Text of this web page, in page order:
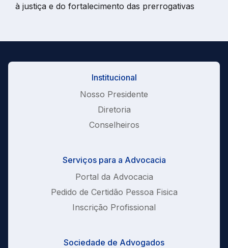
à justiça e do fortalecimento das prerrogativas
Institucional
Nosso Presidente
Diretoria
Conselheiros
Serviços para a Advocacia
Portal da Advocacia
Pedido de Certidão Pessoa Fisica
Inscrição Profissional
Sociedade de Advogados